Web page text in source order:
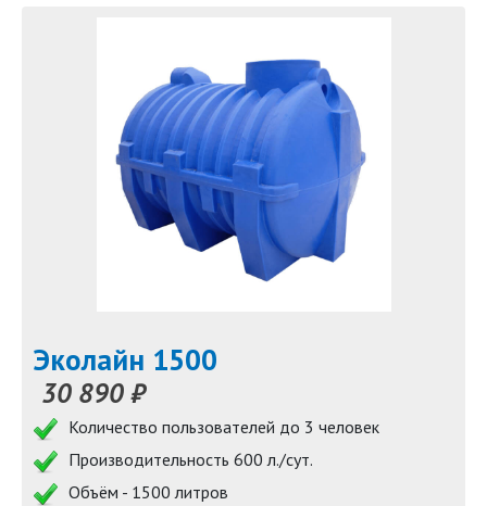
Эколайн 1500
30 890 ₽
Количество пользователей до 3 человек
Производительность 600 л./сут.
Объём - 1500 литров